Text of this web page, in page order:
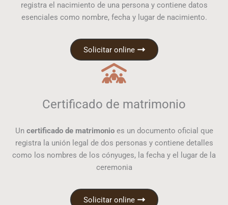
registra el nacimiento de una persona y contiene datos
esenciales como nombre, fecha y lugar de nacimiento.
Solicitar online
Certificado de matrimonio
Un certificado de matrimonioes un documento oficial que
registra la unión legal de dos personas y contiene detalles
como los nombres de los cónyuges, la fecha y el lugar de la
ceremonia
Solicitar online